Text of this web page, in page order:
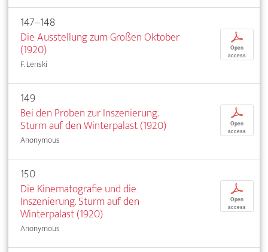
147–148
Die Ausstellung zum Großen Oktober
(1920)
F. Lenski
p
Open
access
149
Bei den Proben zur Inszenierung.
Sturm auf den Winterpalast (1920)
Anonymous
p
Open
access
150
Die Kinematografie und die
Inszenierung. Sturm auf den
Winterpalast (1920)
Anonymous
p
Open
access